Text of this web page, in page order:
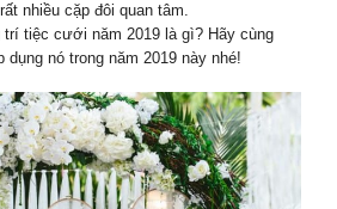
nhiều cặp đôi quan tâm.
tiệc cưới năm 2019 là gì? Hãy cùng
nó trong năm 2019 này nhé!